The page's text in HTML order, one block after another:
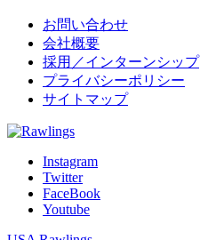
お問い合わせ
会社概要
採用／インターンシップ
プライバシーポリシー
サイトマップ
Instagram
Twitter
FaceBook
Youtube